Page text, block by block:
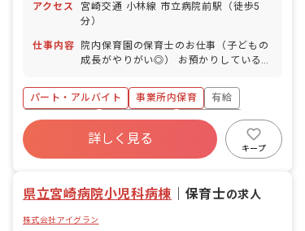
アクセス
宮崎交通 小林線 市立病院前駅（徒歩5
分）
仕事内容
院内保育園の保育士のお仕事（子どもの
成長がやりがい◎） お預かりしている子
食事・睡眠・排泄・清潔・衣類の着脱等
・集団生活を通じた社会性の装着 ・行事
の計画・実行、お知らせの作成
パート・アルバイト 事業所内保育
有給
福利厚生充実
産休育休制度
未経験歓迎
WEB面接OK
詳しく見る
キープ
県立宮崎病院小児科病棟 保育士の求人
株式会社アイグラン